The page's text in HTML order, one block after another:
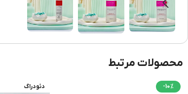
محصولات مرتبط
-10%
دئودراگ